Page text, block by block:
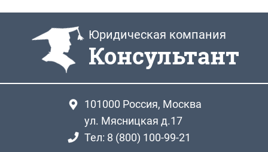
Юридическая компания
Консультант
101000 Россия, Москва
ул. Мясницкая д.17
Тел: 8 (800) 100-99-21